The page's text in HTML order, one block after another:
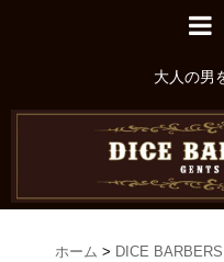
大人の男
ホーム > DICE